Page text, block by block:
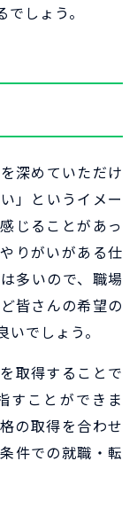
しょう。
深めていただけ
」というイメー
じることがあっ
りがいがある仕
多いので、職場
皆さんの希望の
でしょう。
取得することで
すことができま
の取得を合わせ
件での就職・転